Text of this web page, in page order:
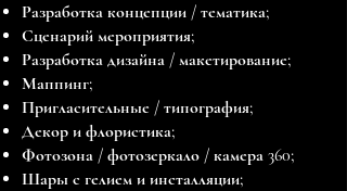
Разработка концепции / тематика;
Сценарий мероприятия;
Разработка дизайна / макетирование;
Маппинг;
Пригласительные / типография;
Декор и флористика;
Фотозона / фотозеркало / камера 360;
Шары с гелием и инсталляции;